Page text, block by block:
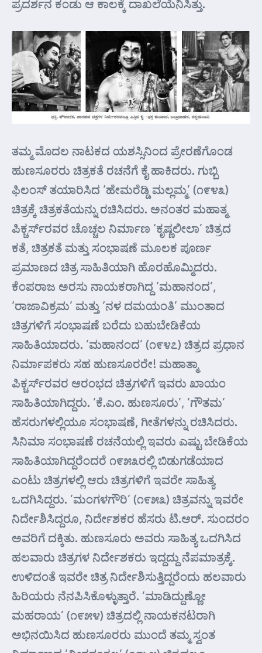
ಪ್ರದರ್ಶನ ಕಂಡು ಆ ಕಾಲಕ್ಕೆ ದಾಖಲೆಯೆನಿಸಿತ್ತು.
ತಮ್ಮ ಮೊದಲ ನಾಟಕದ ಯಶಸ್ಸಿನಿಂದ ಪ್ರೇರಣೆಗೊಂಡ
ಹುಣಸೂರರು ಚಿತ್ರಕತೆ ರಚನೆಗೆ ಕೈ ಹಾಕಿದರು. ಗುಬ್ಬಿ
ಫಿಲಂಸ್ ತಯಾರಿಸಿದ ‘ಹೇಮರೆಡ್ಡಿ ಮಲ್ಲಮ್ಮ’ (೧೯೪೩)
ಚಿತ್ರಕ್ಕೆ ಚಿತ್ರಕತೆಯನ್ನು ರಚಿಸಿದರು. ಅನಂತರ ಮಹಾತ್ಮ
ಪಿಕ್ಚರ್ಸ್‌ರವರ ಚೊಚ್ಚಲ ನಿರ್ಮಾಣ ‘ಕೃಷ್ಣಲೀಲಾ’ ಚಿತ್ರದ
ಕತೆ, ಚಿತ್ರಕತೆ ಮತ್ತು ಸಂಭಾಷಣೆ ಮೂಲಕ ಪೂರ್ಣ
ಪ್ರಮಾಣದ ಚಿತ್ರ ಸಾಹಿತಿಯಾಗಿ ಹೊರಹೊಮ್ಮಿದರು.
ಕೆಂಪರಾಜ ಅರಸು ನಾಯಕರಾಗಿದ್ದ ’ಮಹಾನಂದ’,
‘ರಾಜಾವಿಕ್ರಮ’ ಮತ್ತು ‘ನಳ ದಮಯಂತಿ’ ಮುಂತಾದ
ಚಿತ್ರಗಳಿಗೆ ಸಂಭಾಷಣೆ ಬರೆದು ಬಹುಬೇಡಿಕೆಯ
ಸಾಹಿತಿಯಾದರು. ’ಮಹಾನಂದ’ (೧೯೪೭) ಚಿತ್ರದ ಪ್ರಧಾನ
ನಿರ್ಮಾಪಕರು ಸಹ ಹುಣಸೂರರೇ! ಮಹಾತ್ಮಾ
ಪಿಕ್ಚರ್ಸ್‌ರವರ ಆರಂಭದ ಚಿತ್ರಗಳಿಗೆ ಇವರು ಖಾಯಂ
ಸಾಹಿತಿಯಾಗಿದ್ದರು. ’ಕೆ.ಎಂ. ಹುಣಸೂರು’, ’ಗೌತಮ’
ಹೆಸರುಗಳಲ್ಲಿಯೂ ಸಂಭಾಷಣೆ, ಗೀತೆಗಳನ್ನು ರಚಿಸಿದರು.
ಸಿನಿಮಾ ಸಂಭಾಷಣೆ ರಚನೆಯಲ್ಲಿ ಇವರು ಎಷ್ಟು ಬೇಡಿಕೆಯ
ಸಾಹಿತಿಯಾಗಿದ್ದರೆಂದರೆ ೧೯೫೩ರಲ್ಲಿ ಬಿಡುಗಡೆಯಾದ
ಎಂಟು ಚಿತ್ರಗಳಲ್ಲಿ ಆರು ಚಿತ್ರಗಳಿಗೆ ಇವರೇ ಸಾಹಿತ್ಯ
ಒದಗಿಸಿದ್ದರು. ’ಮಂಗಳಗೌರಿ’ (೧೯೫೩) ಚಿತ್ರವನ್ನು ಇವರೇ
ನಿರ್ದೇಶಿಸಿದ್ದರೂ, ನಿರ್ದೇಶಕರ ಹೆಸರು ಟಿ.ಆರ್. ಸುಂದರಂ
ಅವರಿಗೆ ದಕ್ಕಿತು. ಹುಣಸೂರು ಅವರು ಸಾಹಿತ್ಯ ಒದಗಿಸಿದ
ಹಲವಾರು ಚಿತ್ರಗಳ ನಿರ್ದೇಶಕರು ಇದ್ದದ್ದು ನೆಪಮಾತ್ರಕ್ಕೆ.
ಉಳಿದಂತೆ ಇವರೇ ಚಿತ್ರ ನಿರ್ದೇಶಿಸುತ್ತಿದ್ದರೆಂದು ಹಲವಾರು
ಹಿರಿಯರು ನೆನಪಿಸಿಕೊಳ್ಳುತ್ತಾರೆ. ’ಮಾಡಿದ್ದುಣ್ಣೋ
ಮಹರಾಯ’ (೧೯೫೪) ಚಿತ್ರದಲ್ಲಿ ನಾಯಕನಟರಾಗಿ
ಅಭಿನಯಿಸಿದ ಹುಣಸೂರರು ಮುಂದೆ ತಮ್ಮ ಸ್ವಂತ